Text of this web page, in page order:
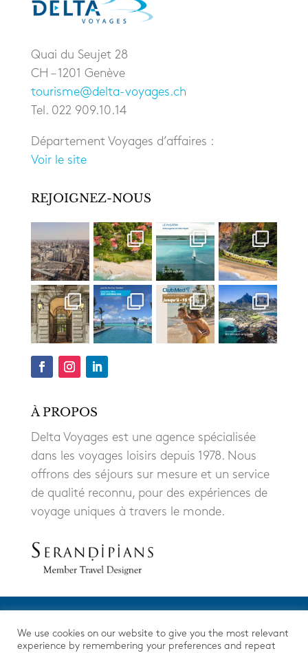
Quai du Seujet 28
CH – 1201 Genève
tourisme@delta-voyages.ch
Tel. 022 909.10.14
Département Voyages d’affaires :
Voir le site
REJOIGNEZ-NOUS
À PROPOS
Delta Voyages est une agence spécialisée
dans les voyages loisirs depuis 1978. Nous
offrons des séjours sur mesure et un service
de qualité reconnu, pour des expériences de
voyage uniques à travers le monde.
We use cookies on our website to give you the most relevant
experience by remembering your preferences and repeat